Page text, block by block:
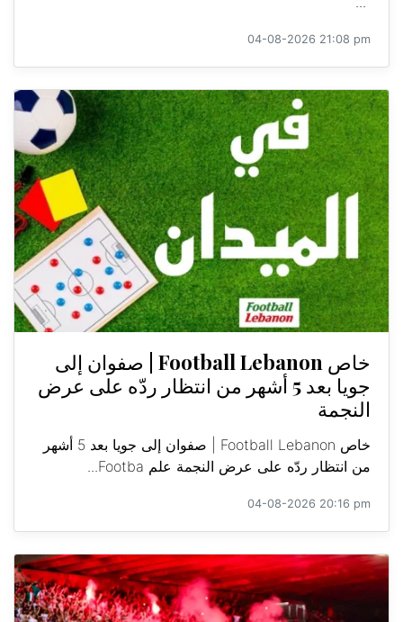
04-08-2026 21:08 pm
خاص Football Lebanon | صفوان إلى
جويا بعد 5 أشهر من انتظار ردّه على عرض
النجمة
خاص Football Lebanon | صفوان إلى جويا بعد 5 أشهر
من انتظار ردّه على عرض النجمة علم Footba...
04-08-2026 20:16 pm